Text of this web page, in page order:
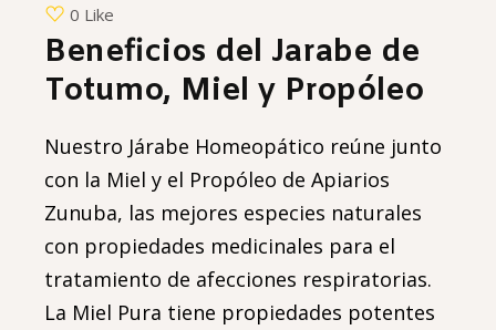
0 Like
Beneficios del Jarabe de
Totumo, Miel y Propóleo
Nuestro Járabe Homeopático reúne junto
con la Miel y el Propóleo de Apiarios
Zunuba, las mejores especies naturales
con propiedades medicinales para el
tratamiento de afecciones respiratorias.
La Miel Pura tiene propiedades potentes